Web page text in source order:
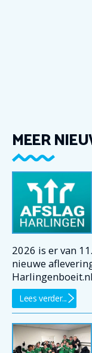
MEER
2026 is er van
nieuwe
Lees verder...